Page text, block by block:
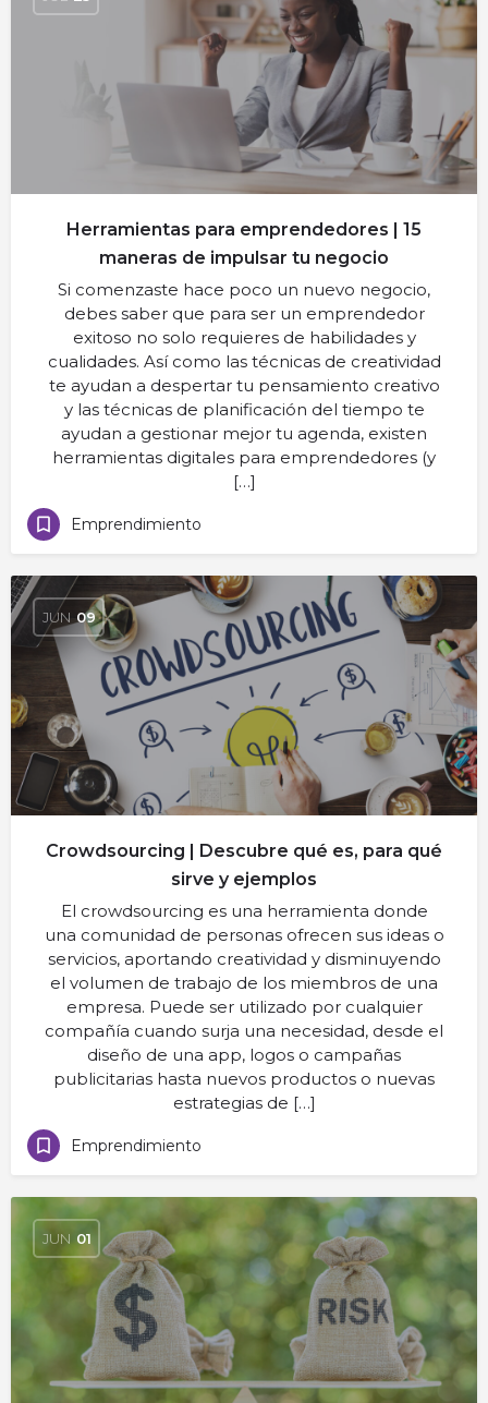
Herramientas para emprendedores | 15
maneras de impulsar tu negocio
Si comenzaste hace poco un nuevo negocio,
debes saber que para ser un emprendedor
exitoso no solo requieres de habilidades y
cualidades. Así como las técnicas de creatividad
te ayudan a despertar tu pensamiento creativo
y las técnicas de planificación del tiempo te
ayudan a gestionar mejor tu agenda, existen
herramientas digitales para emprendedores (y
[…]
Emprendimiento
JUN 09
Crowdsourcing | Descubre qué es, para qué
sirve y ejemplos
El crowdsourcing es una herramienta donde
una comunidad de personas ofrecen sus ideas o
servicios, aportando creatividad y disminuyendo
el volumen de trabajo de los miembros de una
empresa. Puede ser utilizado por cualquier
compañía cuando surja una necesidad, desde el
diseño de una app, logos o campañas
publicitarias hasta nuevos productos o nuevas
estrategias de […]
Emprendimiento
JUN 01